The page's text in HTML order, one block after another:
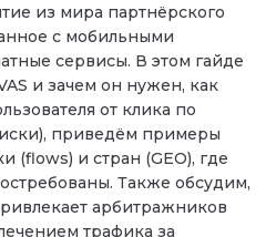
из мира партнёрского
с мобильными
сервисы. В этом гайде
и зачем он нужен, как
от клика по
приведём примеры
(flows) и стран (GEO), где
Также обсудим,
арбитражников
трафика за